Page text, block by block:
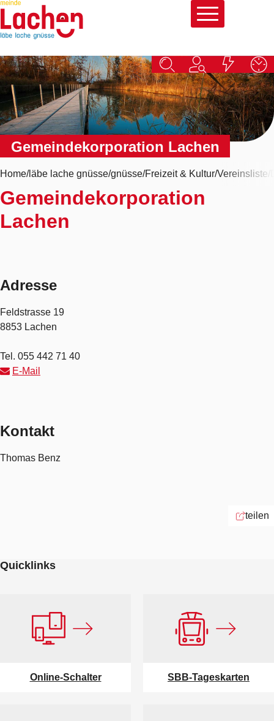
Navigieren in Lachen
Schnellnavigation
Gemeindekorporation Lachen
Home läbe lache gnüsse gnüsse Freizeit & Kultur Vereinsliste
Gemeindekorporation
Lachen
Adresse
Feldstrasse 19
8853 Lachen
Tel. 055 442 71 40
E-Mail
Kontakt
Thomas Benz
teilen
Quicklinks
Online-Schalter SBB-Tageskarten